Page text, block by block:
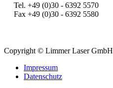
Tel. +49 (0)30 - 6392 5570
Fax +49 (0)30 - 6392 5580
Copyright © Limmer Laser GmbH
Impressum
Datenschutz